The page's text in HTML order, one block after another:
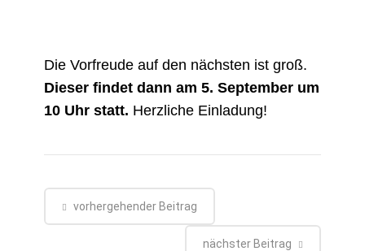
Die Vorfreude auf den nächsten ist groß.
Dieser findet dann am 5. September um
10 Uhr statt. Herzliche Einladung!
vorhergehender Beitrag
nächster Beitrag